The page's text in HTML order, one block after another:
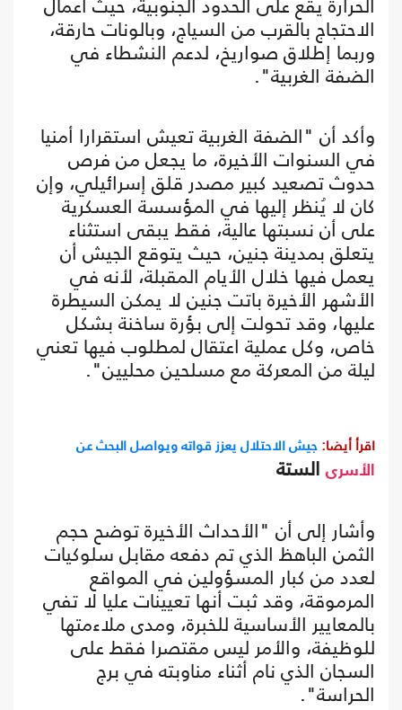
الاحتجاج بالقرب من السياج، وبالونات حارقة،
وربما إطلاق صواريخ، لدعم النشطاء في
الضفة الغربية".
وأكد أن "الضفة الغربية تعيش استقرارا أمنيا
في السنوات الأخيرة، ما يجعل من فرص
حدوث تصعيد كبير مصدر قلق إسرائيلي، وإن
كان لا يُنظر إليها في المؤسسة العسكرية
على أن نسبتها عالية، فقط يبقى استثناء
يتعلق بمدينة جنين، حيث يتوقع الجيش أن
يعمل فيها خلال الأيام المقبلة، لأنه في
الأشهر الأخيرة باتت جنين لا يمكن السيطرة
عليها، وقد تحولت إلى بؤرة ساخنة بشكل
خاص، وكل عملية اعتقال لمطلوب فيها تعني
ليلة من المعركة مع مسلحين محليين".
اقرأ أيضا: جيش الاحتلال يعزز قواته ويواصل البحث عن
الأسرى الستة
وأشار إلى أن "الأحداث الأخيرة توضح حجم
الثمن الباهظ الذي تم دفعه مقابل سلوكيات
لعدد من كبار المسؤولين في المواقع
المرموقة، وقد ثبت أنها تعيينات عليا لا تفي
بالمعايير الأساسية للخبرة، ومدى ملاءمتها
للوظيفة، والأمر ليس مقتصرا فقط على
السجان الذي نام أثناء مناوبته في برج
الحراسة".